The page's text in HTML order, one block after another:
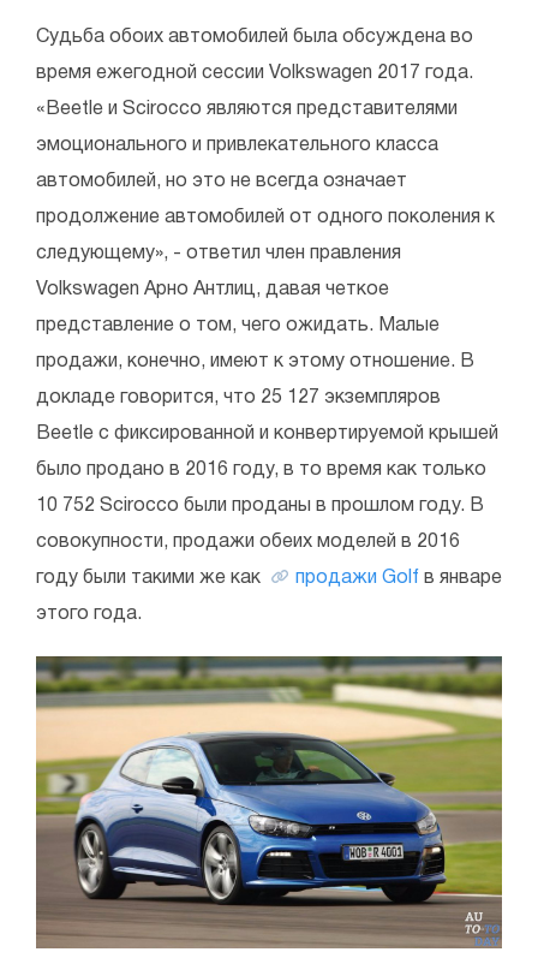
Судьба обоих автомобилей была обсуждена во
время ежегодной сессии Volkswagen 2017 года.
«Beetle и Scirocco являются представителями
эмоционального и привлекательного класса
автомобилей, но это не всегда означает
продолжение автомобилей от одного поколения к
следующему», - ответил член правления
Volkswagen Арно Антлиц, давая четкое
представление о том, чего ожидать. Малые
продажи, конечно, имеют к этому отношение. В
докладе говорится, что 25 127 экземпляров
Beetle с фиксированной и конвертируемой крышей
было продано в 2016 году, в то время как только
10 752 Scirocco были проданы в прошлом году. В
совокупности, продажи обеих моделей в 2016
году были такими же как продажи Golf в январе
этого года.